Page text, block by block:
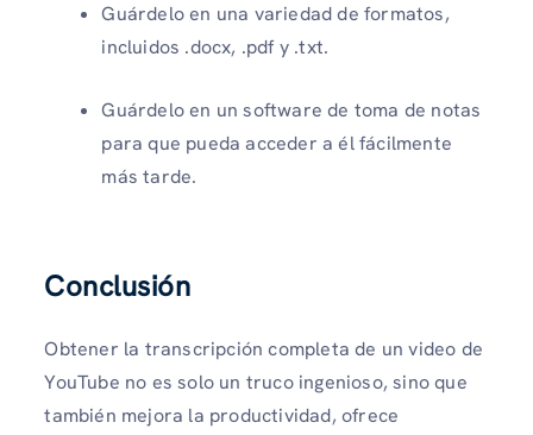
Guárdelo en una variedad de formatos,
incluidos .docx, .pdf y .txt.
Guárdelo en un software de toma de notas
para que pueda acceder a él fácilmente
más tarde.
Conclusión
Obtener la transcripción completa de un video de
YouTube no es solo un truco ingenioso, sino que
también mejora la productividad, ofrece